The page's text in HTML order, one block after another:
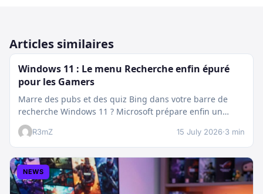
Articles similaires
Windows 11 : Le menu Recherche enfin épuré
pour les Gamers
Marre des pubs et des quiz Bing dans votre barre de
recherche Windows 11 ? Microsoft prépare enfin un
nettoyage…
R3mZ 15 July 2026·3 min
NEWS